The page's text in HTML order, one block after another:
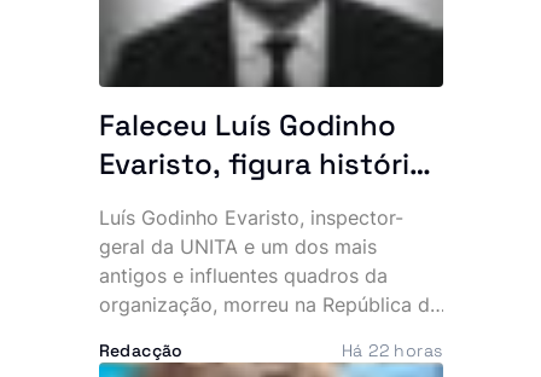
Faleceu Luís Godinho
Evaristo, figura histórica
da UNITA e antigo
quadro da BRINDE
Luís Godinho Evaristo, inspector-
geral da UNITA e um dos mais
antigos e influentes quadros da
organização, morreu na República da
falecimento foi confirmado pelo
Redacção Há 22 horas